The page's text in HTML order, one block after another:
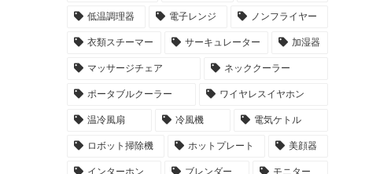
低温調理器 電子レンジ ノンフライヤー
衣類スチーマー サーキュレーター 加湿器
マッサージチェア ネッククーラー
ポータブルクーラー ワイヤレスイヤホン
温冷風扇 冷風機 電気ケトル
ロボット掃除機 ホットプレート 美顔器
インターホン ブレンダー モニター